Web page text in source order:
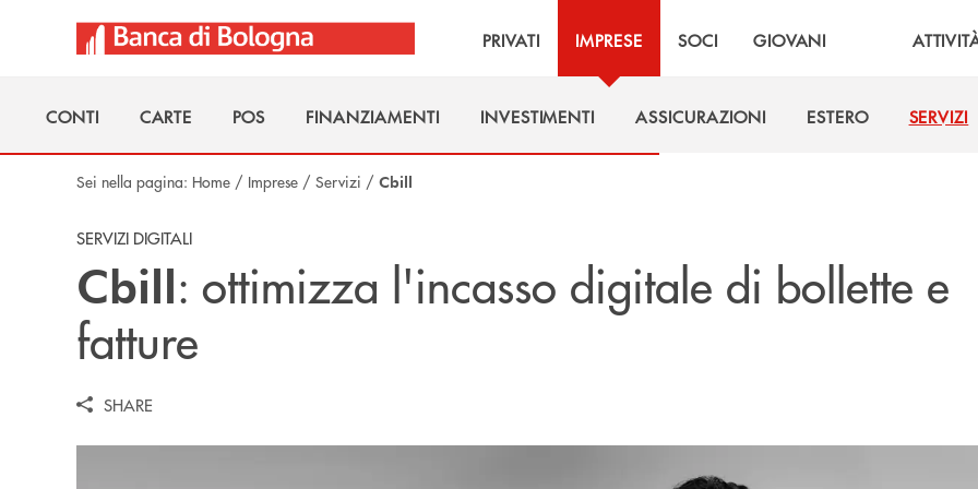
PRIVATI IMPRESE SOCI GIOVANI
CONTI
CARTE
POS
FINANZIAMENTI
INVESTIMENTI
ASSICURAZIONI
ESTERO
SERVIZI
Sei nella pagina: Home / Imprese / Servizi / Cbill
SERVIZI DIGITALI
Cbill: ottimizza l'incasso digitale di bollette e
fatture
SHARE